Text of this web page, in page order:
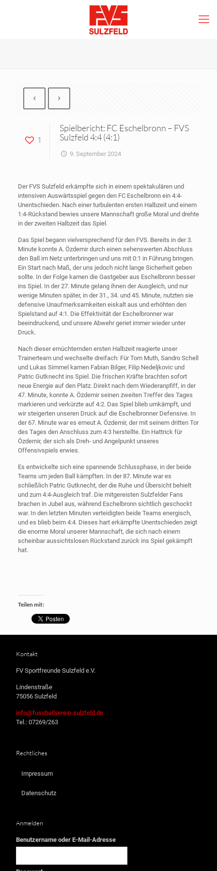
1
Spielbericht: FC Eschelbronn – FVS
Sulzfeld 4:4 (4:1)
9. September 2024
Der FVS Sulzfeld erkämpfte sich in einem spektakulären und
intensiven Auswärtsspiel gegen den FC Eschelbronn ein 4:4-
Unentschieden. Nach einer turbulenten ersten Halbzeit und einem
1:4-Rückstand bewies unsere Mannschaft große Moral und drehte
in der zweiten Halbzeit das Spiel.
Das Spiel begann vielversprechend für den FVS. Bereits in der 3.
Minute konnte A. Özdemir durch einen sehenswerten Abschluss
den Ball im Netz unterbringen und uns mit 0:1 in Führung bringen.
Ein Start nach Maß, der uns jedoch nicht lange Sicherheit geben
sollte. In der Folge kamen die Gastgeber aus Eschelbronn besser
ins Spiel. In der 27. Minute gelang ihnen der Ausgleich, und nur
wenige Minuten später, in der 31., 34. und 45. Minute, nutzten sie
defensive Unaufmerksamkeiten eiskalt aus und erhöhten den
Spielstand auf 4:1. Die Effektivität der Eschelbronner war
beeindruckend, und unsere Abwehr geriet immer wieder unter
Druck.
Nach dieser ernüchternden ersten Halbzeit reagierte unser
Trainerteam und wechselte dreifach: Für Tom Muth, Sandro Schell
und Lukas Simmel kamen Fabian Bilger, Filip Nedeljkovic und
Patric Gutknecht ins Spiel. Die frischen Kräfte brachten sofort
neue Energie auf den Platz. Direkt nach dem Wiederanpfiff, in der
47. Minute, konnte A. Özdemir seinen zweiten Treffer des Tages
markieren und verkürzte auf 4:2. Das Spiel blieb umkämpft, und
wir steigerten unseren Druck auf die Eschelbronner Defensive. In
der 67. Minute war es erneut A. Özdemir, der mit seinem dritten Tor
des Tages den Anschluss zum 4:3 herstellte. Ein Hattrick für
Özdemir, der sich als Dreh- und Angelpunkt unseres
Offensivspiels erwies.
Es entwickelte sich eine spannende Schlussphase, in der beide
Teams um jeden Ball kämpften. In der 87. Minute war es
schließlich Patric Gutknecht, der die Ruhe und Übersicht behielt
und zum 4:4-Ausgleich traf. Die mitgereisten Sulzfelder Fans
brachen in Jubel aus, während Eschelbronn sichtlich geschockt
war. In den letzten Minuten verteidigten beide Teams energisch,
und es blieb beim 4:4. Dieses hart erkämpfte Unentschieden zeigt
die enorme Moral unserer Mannschaft, die sich nach einem
scheinbar aussichtslosen Rückstand zurück ins Spiel gekämpft
hat.
Teilen mit:
Kontakt
FV Sportfreunde Sulzfeld e.V.
Lindenstraße
75056 Sulzfeld
info@fussballverein-sulzfeld.de
Tel.: 07269/263
Rechtliches
Impressum
Datenschutz
Anmelden
Benutzername oder E-Mail-Adresse